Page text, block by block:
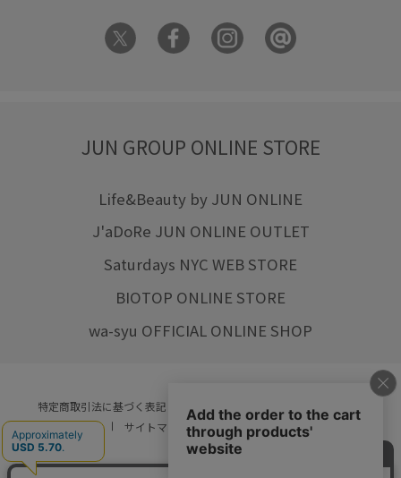
JUN GROUP ONLINE STORE
Life&Beauty by JUN ONLINE
J'aDoRe JUN ONLINE OUTLET
Saturdays NYC WEB STORE
BIOTOP ONLINE STORE
wa-syu OFFICIAL ONLINE SHOP
特定商取引法に基づく表記 プライバシーポリシー
ご利用規約
サイトマップ リクルート ご利用ガイド